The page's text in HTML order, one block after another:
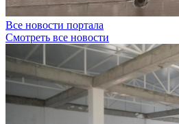
Все новости портала
Смотреть все новости